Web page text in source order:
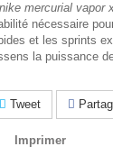
nike mercurial vapor
nécessaire
et les sprints
la puissance
Tweet
Imprimer